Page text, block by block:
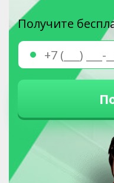
Получите